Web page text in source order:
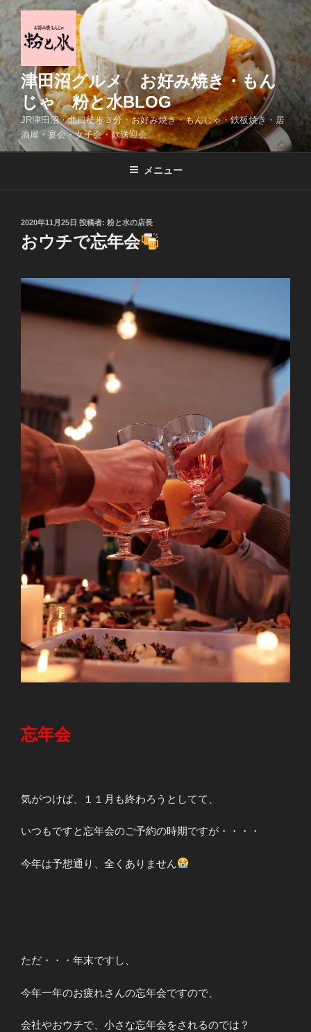
コ
テ
ン
ツ
ス
キ
ッ
津田沼グルメ お好み焼き・もん
じゃ 粉と水BLOG
JR津田沼・北口徒歩３分・お好み焼き・もんじゃ・鉄板焼き・居
酒屋・宴会・女子会・歓送迎会
メニュー
投
稿
日:
2020年11月25日 投稿者: 粉と水の店長
おウチで忘年会
忘年会
気がつけば、１１月も終わろうとしてて、
いつもですと忘年会のご予約の時期ですが・・・・
今年は予想通り、全くありません
ただ・・・年末ですし、
今年一年のお疲れさんの忘年会ですので、
会社やおウチで、小さな忘年会をされるのでは？